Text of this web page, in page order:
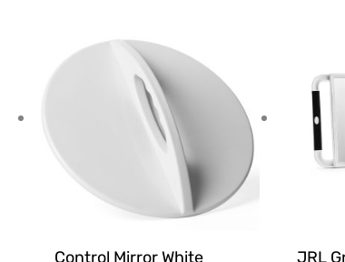
Control Mirror White
JRL